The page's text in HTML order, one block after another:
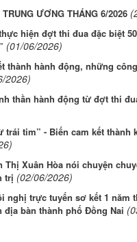
ƯƠNG THÁNG 6/2026
hiện đợt thi đua đặc biệt
(01/06/2026)
thành hành động, những
2026)
thần hành động từ đợt thi
trái tim” - Biến cam kết thành
Thị Xuân Hòa nói chuyện
trị (02/06/2026)
nghị trực tuyến sơ kết 1
bàn thành phố Đồng Nai